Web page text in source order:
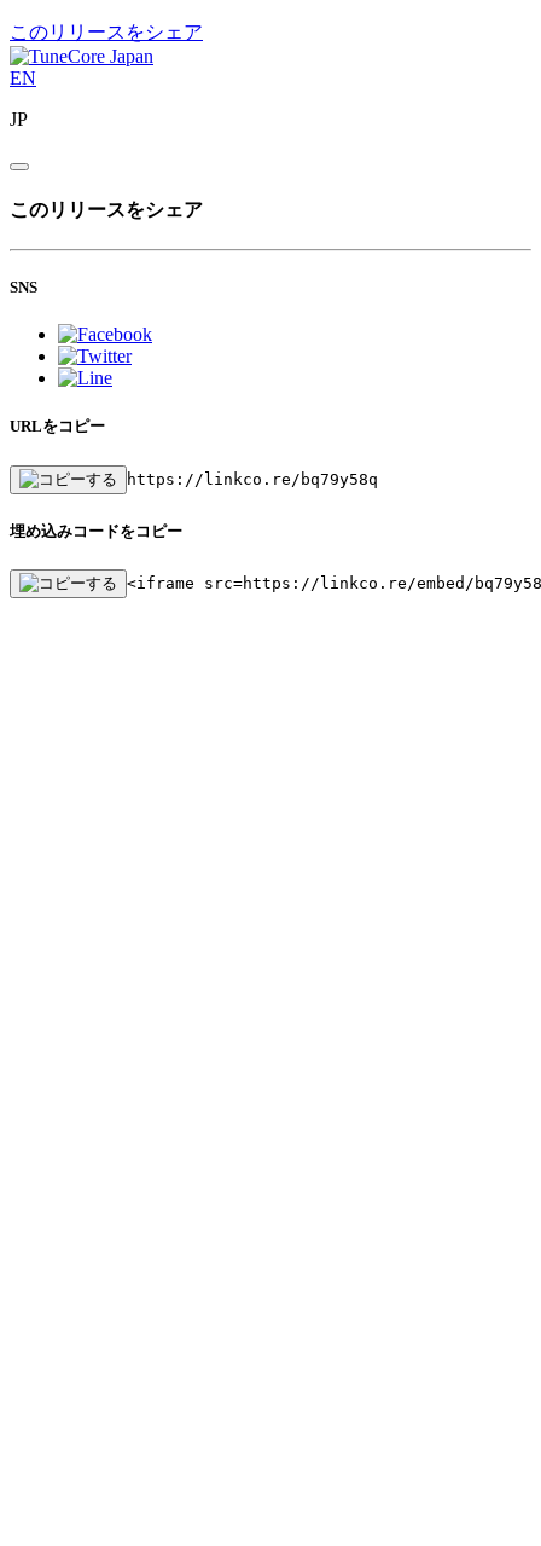
このリリースをシェア
EN
JP
このリリースをシェア
SNS
URLをコピー
https://linkco.re/bq79y58q
埋め込みコードをコピー
<iframe src=https://linkco.re/embed/